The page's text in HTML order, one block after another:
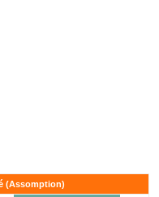
(Assomption)